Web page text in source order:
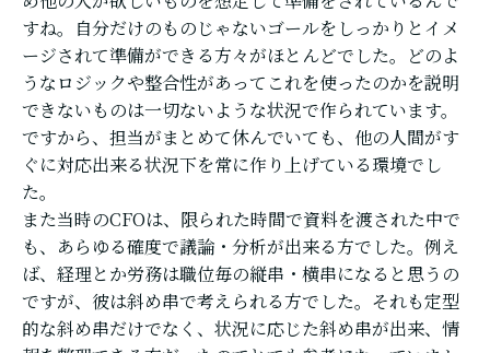
すね。自分だけのものじゃないゴールをしっかりとイメ
ージされて準備ができる方々がほとんどでした。どのよ
うなロジックや整合性があってこれを使ったのかを説明
できないものは一切ないような状況で作られています。
ですから、担当がまとめて休んでいても、他の人間がす
ぐに対応出来る状況下を常に作り上げている環境でし
た。
また当時のCFOは、限られた時間で資料を渡された中で
も、あらゆる確度で議論・分析が出来る方でした。例え
ば、経理とか労務は職位毎の縦串・横串になると思うの
ですが、彼は斜め串で考えられる方でした。それも定型
的な斜め串だけでなく、状況に応じた斜め串が出来、情